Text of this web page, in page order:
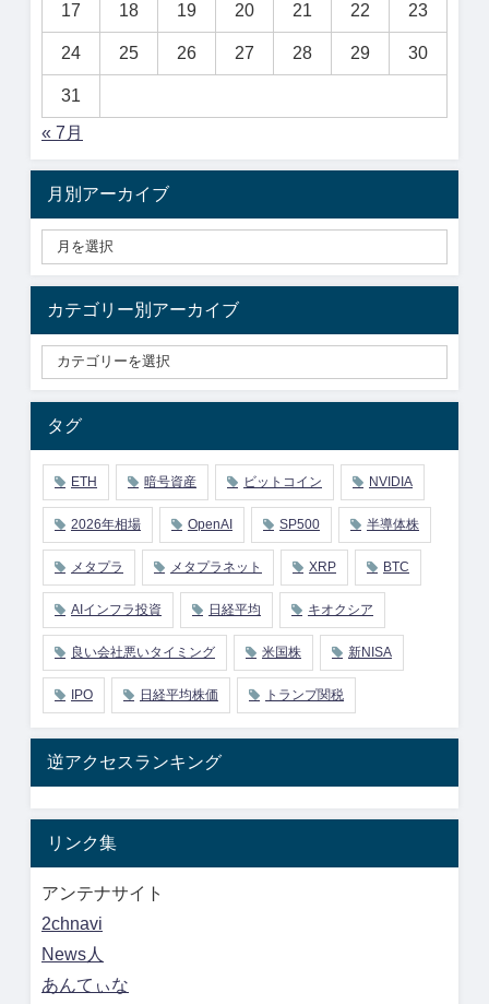
17 18 19 20 21 22 23
24 25 26 27 28 29 30
31
« 7月
月別アーカイブ
カテゴリー別アーカイブ
タグ
ETH 暗号資産 ビットコイン NVIDIA
2026年相場 OpenAI SP500 半導体株
メタプラ メタプラネット XRP BTC
AIインフラ投資 日経平均 キオクシア
良い会社悪いタイミング 米国株 新NISA
IPO 日経平均株価 トランプ関税
逆アクセスランキング
リンク集
アンテナサイト
2chnavi
News人
あんてぃな